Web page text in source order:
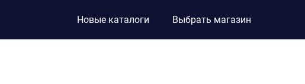
Новые каталоги Выбрать магазин